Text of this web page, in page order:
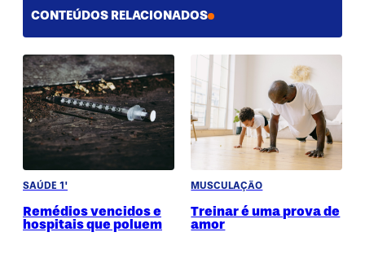
CONTEÚDOS RELACIONADOS
SAÚDE 1'
Remédios vencidos e
hospitais que poluem
MUSCULAÇÃO
Treinar é uma prova de
amor